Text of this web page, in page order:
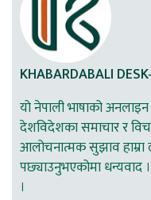
KHABARDABALI
यो नेपाली भाषाको
देशविदेशका समाचार र
आलोचनात्मक सुझाव हाम्रा
पछ्याउनुभएकोमा धन्यवाद
।